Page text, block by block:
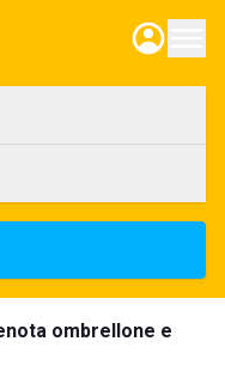
ombrellone e